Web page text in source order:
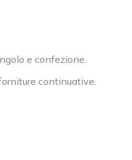
e confezione.
continuative.